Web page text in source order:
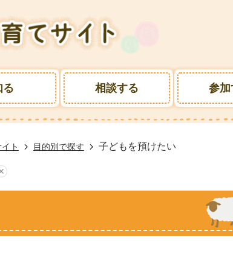
る 相談する 参加
ト 目的別で探す 子どもを預けたい